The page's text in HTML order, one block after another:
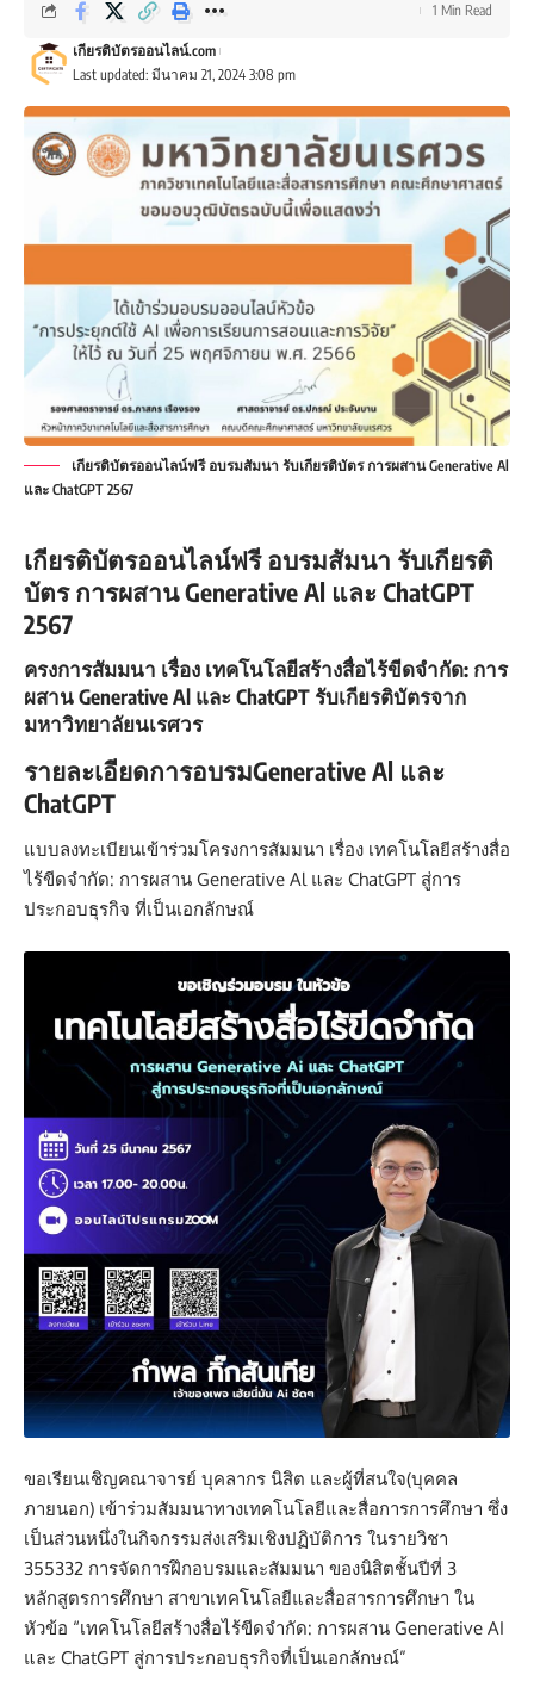
Last updated: มีนาคม 21, 2024 3:08 pm
เกียรติบัตรออนไลน์.com
1 Min Read
เกียรติบัตรออนไลน์ฟรี อบรมสัมนา รับเกียรติบัตร การผสาน Generative Al
และ ChatGPT 2567
เกียรติบัตรออนไลน์ฟรี อบรมสัมนา รับเกียรติ
บัตร การผสาน Generative Al และ ChatGPT
2567
ครงการสัมมนา เรื่อง เทคโนโลยีสร้างสื่อไร้ขีดจำกัด: การ
ผสาน Generative Al และ ChatGPT รับเกียรติบัตรจาก
มหาวิทยาลัยนเรศวร
รายละเอียดการอบรมGenerative Al และ
ChatGPT
แบบลงทะเบียนเข้าร่วมโครงการสัมมนา เรื่อง เทคโนโลยีสร้างสื่อ
ไร้ขีดจำกัด: การผสาน Generative Al และ ChatGPT สู่การ
ประกอบธุรกิจ ที่เป็นเอกลักษณ์
ขอเรียนเชิญคณาจารย์ บุคลากร นิสิต และผู้ที่สนใจ(บุคคล
ภายนอก) เข้าร่วมสัมมนาทางเทคโนโลยีและสื่อการการศึกษา ซึ่ง
เป็นส่วนหนึ่งในกิจกรรมส่งเสริมเชิงปฏิบัติการ ในรายวิชา
355332 การจัดการฝึกอบรมและสัมมนา ของนิสิตชั้นปีที่ 3
หลักสูตรการศึกษา สาขาเทคโนโลยีและสื่อสารการศึกษา ใน
หัวข้อ “เทคโนโลยีสร้างสื่อไร้ขีดจำกัด: การผสาน Generative AI
และ ChatGPT สู่การประกอบธุรกิจที่เป็นเอกลักษณ์”